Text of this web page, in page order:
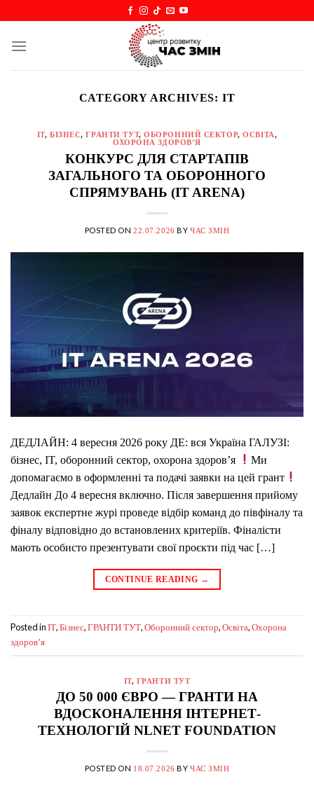
content
CATEGORY ARCHIVES: IT
IT, БІЗНЕС,ГРАНТИ ТУТ,ОБОРОННИЙ СЕКТОР,ОСВІТА,
ОХОРОНА ЗДОРОВ’Я
КОНКУРС ДЛЯ СТАРТАПІВ
ЗАГАЛЬНОГО ТА ОБОРОННОГО
СПРЯМУВАНЬ (IT ARENA)
POSTED ON22.07.2026 BY ЧАС ЗМІН
ДЕДЛАЙН: 4 вересня 2026 року ДЕ: вся Україна ГАЛУЗІ:
бізнес, IT, оборонний сектор, охорона здоров’я
Ми
допомагаємо в оформленні та подачі заявки на цей грант
Дедлайн До 4 вересня включно. Після завершення прийому
заявок експертне журі проведе відбір команд до півфіналу та
фіналу відповідно до встановлених критеріїв. Фіналісти
мають особисто презентувати свої проєкти під час […]
CONTINUE READING →
Posted in IT, Бізнес, ГРАНТИ ТУТ, Оборонний сектор, Освіта, Охорона
здоров’я
IT, ГРАНТИ ТУТ
ДО 50 000 ЄВРО — ГРАНТИ НА
ВДОСКОНАЛЕННЯ ІНТЕРНЕТ-
ТЕХНОЛОГІЙ NLNET FOUNDATION
POSTED ON 18.07.2026 BY ЧАС ЗМІН